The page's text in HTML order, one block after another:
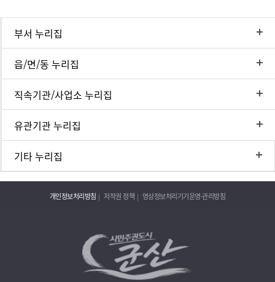
부서 누리집
읍/면/동 누리집
직속기관/사업소 누리집
유관기관 누리집
기타 누리집
개인정보처리방침 저작권 정책 영상정보처리기기운영·관리방침